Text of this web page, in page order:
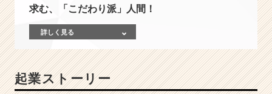
e》
界
求む、「こだわり派」人間！
詳しく見る
起業ストーリー